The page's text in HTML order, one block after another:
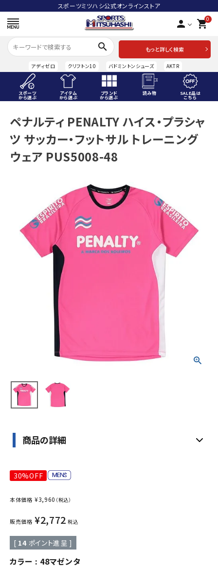
スポーツミツハシ公式オンラインストア
person 0
shopping_cart
search
もっと詳しく検索
アディゼロ クリフトン10 バドミントンシューズ AKTR
スポーツ
から選ぶ
アイテム
から選ぶ
ブランド
から選ぶ
読み物 SALE品は
こちら
ACCOUNT MENU
ようこそ ゲスト 様
meeting_room ログイン person 会員登録
アイテムから選ぶ
ブランドから選ぶ
SALE品はこちら
INFORMATIOM
ペナルティ PENALTY ハイス・プラシャ
ツ サッカー・フットサル トレーニング
ウェア PUS5008-48
商品の詳細
30%OFF
本体価格 ¥3,960 （税込）
販売価格 ¥2,772 税込
[ 14 ポイント進呈 ]
カラー 48マゼンタ